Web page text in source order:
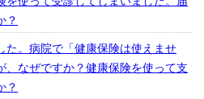
？
た。病院で「健康保険は使えませ
、なぜですか？健康保険を使って支
？